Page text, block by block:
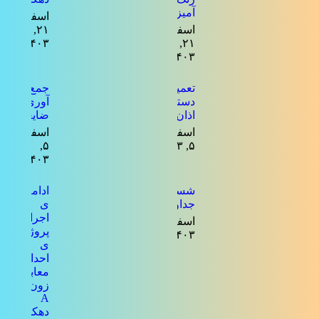
آمیزی
اسفند
۲۱,
۱۴۰۳
اسفند
۲۱,
۱۴۰۳
تعمیرات
دستگاه
اذان گو
اسفند
۵, ۱۴۰۳
جمع
آوری
ضایعات
اسفند
۵,
۱۴۰۳
شستشوی
جداول
۱۴۰۳
ادامه
ی
اجرای
پروژه
ی
احداث
معابر
زون
A
دهکده